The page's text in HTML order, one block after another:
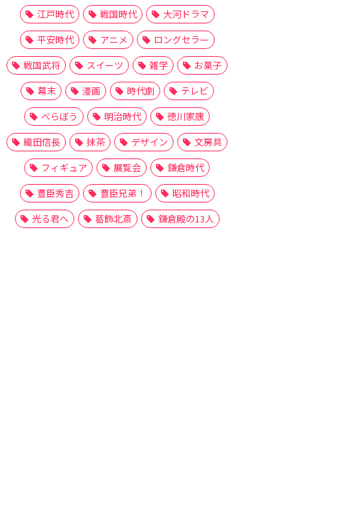
江戸時代 戦国時代
大河ドラマ
平安時代
アニメ
ロングセラー
戦国武将
スイーツ 雑学
お菓子
幕末
漫画 時代劇
テレビ
べらぼう
明治時代
徳川家康
織田信長
抹茶 デザイン
文房具
フィギュア
展覧会
鎌倉時代
豊臣秀吉
豊臣兄弟！
昭和時代
光る君へ
葛飾北斎 鎌倉殿の13人